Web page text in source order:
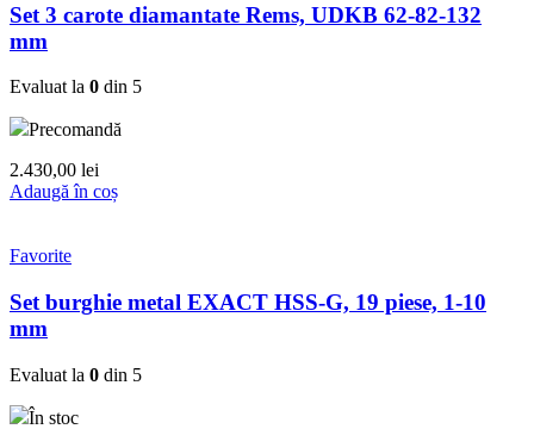
Set 3 carote diamantate Rems, UDKB 62-82-132
mm
Evaluat la 0 din 5
Precomandă
2.430,00 lei
Adaugă în coș
Favorite
Set burghie metal EXACT HSS-G, 19 piese, 1-10
mm
Evaluat la 0 din 5
În stoc